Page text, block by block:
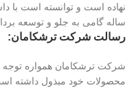
نهاده است و توانسته است با
ساله گامی به جلو و توسعه
رسالت شرکت ترشکامان:
شرکت ترشکامان همواره
محصولات خود مبذول داشته است